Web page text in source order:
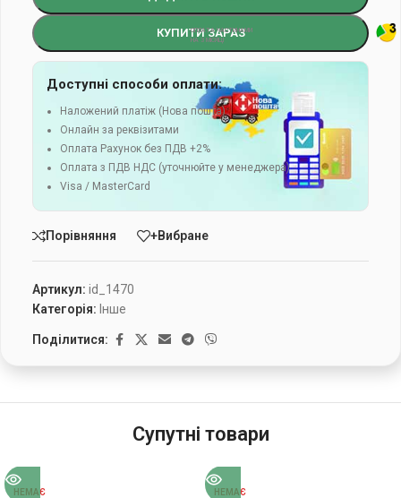
КУПИТИ ЗАРАЗ
Доступні способи оплати:
Наложений платіж (Нова пошта)
Онлайн за реквізитами
Оплата Рахунок без ПДВ +2%
Оплата з ПДВ НДС (уточнюйте у менеджера)
Visa / MasterCard
Порівняння +Вибране
Артикул: id_1470
Категорія: Інше
Поділитися:
Супутні товари
НЕМАЄ НЕМАЄ